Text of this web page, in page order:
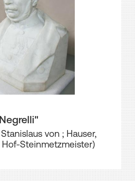
von ; Hauser,
Hof-Steinmetzmeister)